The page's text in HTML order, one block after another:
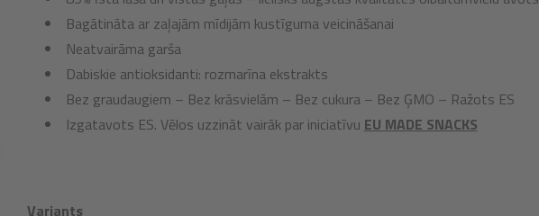
Bagātināta ar zaļajām mīdijām kustīguma veicināšanai
Neatvairāma garša
Dabiskie antioksidanti: rozmarīna ekstrakts
Bez graudaugiem – Bez krāsvielām – Bez cukura – Bez ĢMO – Ražots ES
Izgatavots ES. Vēlos uzzināt vairāk par iniciatīvu EU MADE SNACKS
Variants